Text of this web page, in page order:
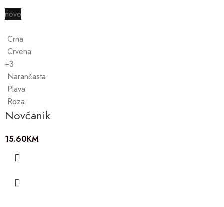
novo
Crna
Crvena
+3
Narančasta
Plava
Roza
Novčanik
15.60KM